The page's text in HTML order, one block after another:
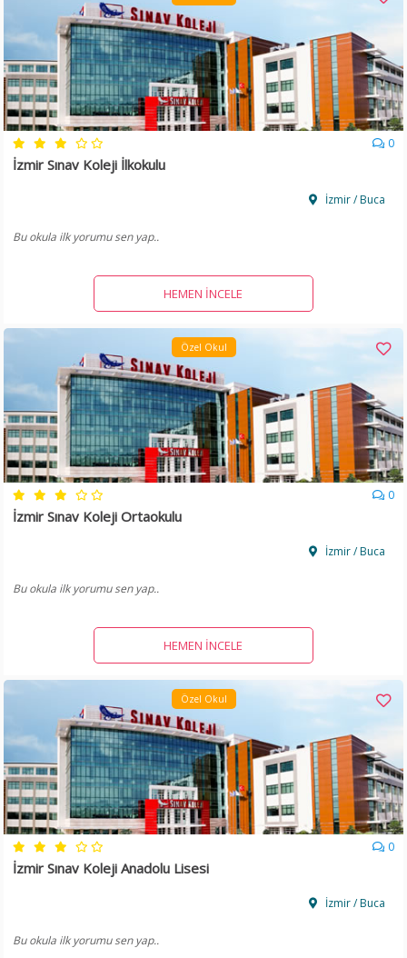
0
İzmir Sınav Koleji İlkokulu
İzmir / Buca
Bu okula ilk yorumu sen yap..
HEMEN İNCELE
Özel Okul
0
İzmir Sınav Koleji Ortaokulu
İzmir / Buca
Bu okula ilk yorumu sen yap..
HEMEN İNCELE
Özel Okul
0
İzmir Sınav Koleji Anadolu Lisesi
İzmir / Buca
Bu okula ilk yorumu sen yap..